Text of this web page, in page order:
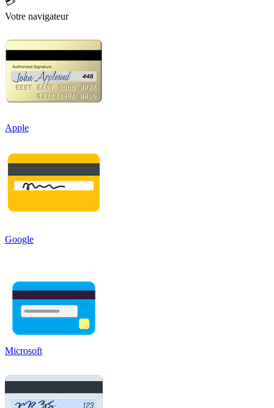
Votre navigateur
Apple
Google
Microsoft